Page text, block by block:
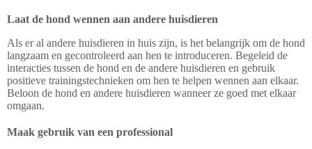
Laat de hond wennen aan andere huisdieren
Als er al andere huisdieren in huis zijn, is het belangrijk om de hond
langzaam en gecontroleerd aan hen te introduceren. Begeleid de
interacties tussen de hond en de andere huisdieren en gebruik
positieve trainingstechnieken om hen te helpen wennen aan elkaar.
Beloon de hond en andere huisdieren wanneer ze goed met elkaar
omgaan.
Maak gebruik van een professional